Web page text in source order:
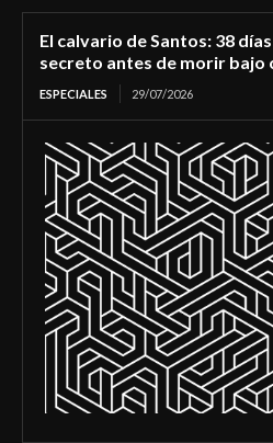
El calvario de Santos: 38
secreto antes de morir bajo
ESPECIALES 29/07/2026